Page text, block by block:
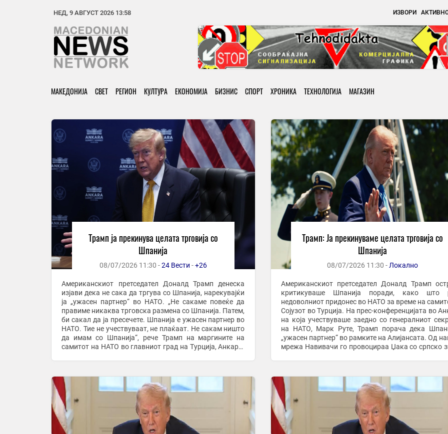
НЕД, 9 АВГУСТ 2026 13:58 ИЗВОРИ
МАКЕДОНИЈА СВЕТ РЕГИОН КУЛТУРА ЕКОНОМИЈА БИЗНИС СПОРТ ХРОНИКА ТЕХНОЛОГИЈА МАГАЗИН
Трамп ја прекинува целата трговија со
Шпанија
08/07/2026 11:30 -24 Вести -+26
Американскиот претседател Доналд Трамп денеска
изјави дека не сака да тргува со Шпанија, нарекувајќи
ја „ужасен партнер“ во НАТО. „Не сакаме повеќе да
правиме никаква трговска размена со Шпанија. Патем,
би сакал да ја пресечете. Шпанија е ужасен партнер во
НАТО. Тие не учествуваат, не плаќаат. Не сакам ништо
да имам со Шпанија“, рече Трамп на маргините на
самитот на НАТО во главниот град на Турција, Анкара.
Трамп: Ја прекинуваме целата трговија со
Шпанија
08/07/2026 11:30 - Локално
Американскиот претседател Доналд Трамп
критикуваше Шпанија поради, како што
недоволниот придонес во НАТО за време на
Сојузот во Турција. На прес-конференцијата во
на која учествуваше заедно со генералниот
на НАТО, Марк Руте, Трамп порача дека
„ужасен партнер“ во рамките на Алијансата. Од нашата
мрежа Навивачи го провоцираа Џака со српско